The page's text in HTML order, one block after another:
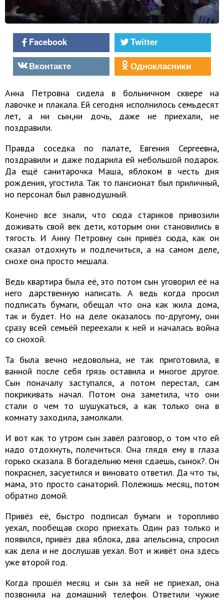
Facebook
Twitter
Вконтакте
Однокласники
Анна Петровна сидела в больничном сквере на
лавочке и плакала. Ей сегодня исполнилось семьдесят
лет, а ни сын,ни дочь, даже не приехали, не
поздравили.
Правда соседка по палате, Евгения Сергеевна,
поздравили и даже подарила ей небольшой подарок.
Да ещё санитарочка Маша, яблоком в честь дня
рождения, угостила. Так то пансионат был приличный,
но персонал был равнодушный.
Конечно все знали, что сюда стариков привозили
доживать свой век дети, которым они становились в
тягость. И Анну Петровну сын привёз сюда, как он
сказал отдохнуть и подлечиться, а на самом деле,
снохе она просто мешала.
Ведь квартира была её, это потом сын уговорил её на
него дарственную написать. А ведь когда просил
подписать бумаги, обещал что она как жила дома,
так и будет. Но на деле оказалось по-другому, они
сразу всей семьёй переехали к ней и началась война
со снохой.
Та была вечно недовольна, не так приготовила, в
ванной после себя грязь оставила и многое другое.
Сын поначалу заступался, а потом перестал, сам
покрикивать начал. Потом она заметила, что они
стали о чем то шушукаться, а как только она в
комнату заходила, замолкали.
И вот как то утром сын завёл разговор, о том что ей
надо отдохнуть, полечиться. Она глядя ему в глаза
горько сказала. В богадельню меня сдаешь, сынок?. Он
покраснел, засуетился и виновато ответил. Да что ты,
мама, это просто санаторий. Полежишь месяц, потом
обратно домой.
Привёз её, быстро подписал бумаги и торопливо
уехал, пообещав скоро приехать. Один раз только и
появился, привёз два яблока, два апельсина, спросил
как дела и не дослушав уехал. Вот и живёт она здесь
уже второй год.
Когда прошёл месяц и сын за ней не приехал, она
позвонила на домашний телефон. Ответили чужие